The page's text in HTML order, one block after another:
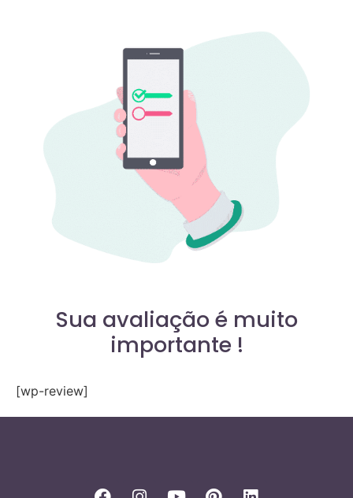
Sua avaliação é muito
importante !
[wp-review]